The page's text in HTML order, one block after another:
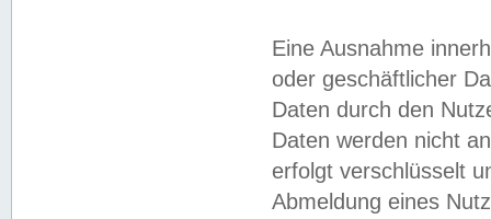
Eine Ausnahme
oder geschäftlicher
Daten durch den
Daten werden nicht
erfolgt verschlüsselt
Abmeldung eines